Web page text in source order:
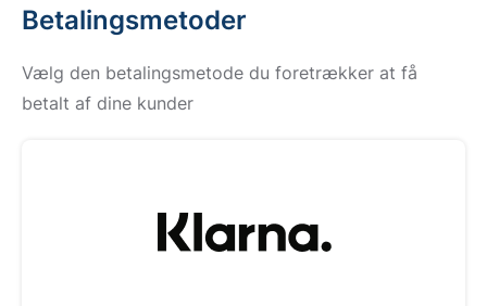
Betalingsmetoder
Vælg den betalingsmetode du foretrækker at få
betalt af dine kunder